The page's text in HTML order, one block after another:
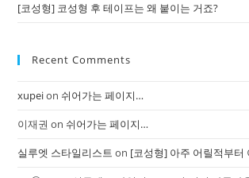
[코성형] 코성형 후 테이프는 왜 붙이는 거죠?
Recent Comments
xupeion 쉬어가는 페이지…
이재권 on 쉬어가는 페이지…
실루엣 스타일리스트 on [코성형] 아주 어릴적부터